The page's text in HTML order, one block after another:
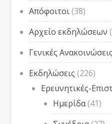
Απόφοιτοι(38)
Αρχείο εκδηλώσεων
Γενικές Ανακοινώσεις
Εκδηλώσεις (226)
Ερευνητικές-
Ημερίδα(41)